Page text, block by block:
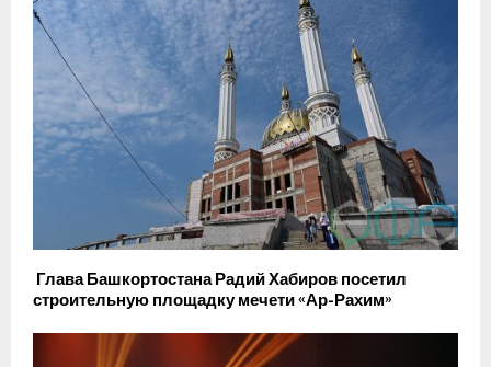
Глава Башкортостана Радий Хабиров посетил
строительную площадку мечети «Ар-Рахим»